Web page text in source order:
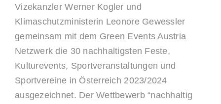
Vizekanzler Werner Kogler und
Klimaschutzministerin Leonore Gewessler
gemeinsam mit dem Green Events Austria
Netzwerk die 30 nachhaltigsten Feste,
Kulturevents, Sportveranstaltungen und
Sportvereine in Österreich 2023/2024
ausgezeichnet. Der Wettbewerb “nachhaltig